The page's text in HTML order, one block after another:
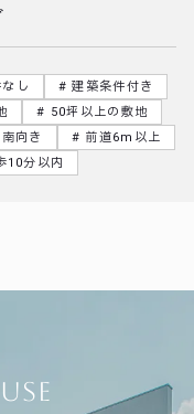
し
建築条件付き
50坪以上の敷地
南向き
前道6m以上
10分以内